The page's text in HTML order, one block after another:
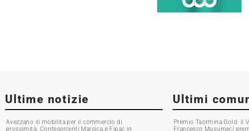
Ultime notizie
Avezzano si mobilita per il commercio di
prossimità: Confesercenti Marsica e Fipac in
Ultimi
Premio Taormina Gold: il
Francesco Musumeci